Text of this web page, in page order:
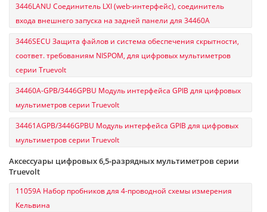
3446LANU Соединитель LXI (web-интерфейс), соединитель
входа внешнего запуска на задней панели для 34460A
3446SECU Защита файлов и система обеспечения скрытности,
соответ. требованиям NISPOM, для цифровых мультиметров
серии Truevolt
34460A-GPB/3446GPBU Модуль интерфейса GPIB для цифровых
мультиметров серии Truevolt
34461AGPB/3446GPBU Модуль интерфейса GPIB для цифровых
мультиметров серии Truevolt
Аксессуары цифровых 6,5-разрядных мультиметров серии
Truevolt
11059A Набор пробников для 4-проводной схемы измерения
Кельвина